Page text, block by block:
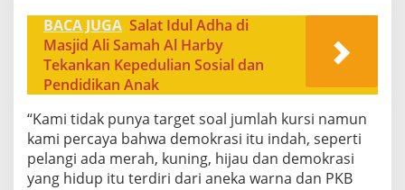
BACA JUGA Salat Idul Adha di
Masjid Ali Samah Al Harby
Tekankan Kepedulian Sosial dan
Pendidikan Anak
“Kami tidak punya target soal jumlah kursi namun
kami percaya bahwa demokrasi itu indah, seperti
pelangi ada merah, kuning, hijau dan demokrasi
yang hidup itu terdiri dari aneka warna dan PKB